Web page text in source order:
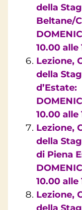
della
Beltane/
10.00 alle
Lezione,
della
d’Estate:
10.00 alle
Lezione,
della
di Piena
10.00 alle
Lezione,